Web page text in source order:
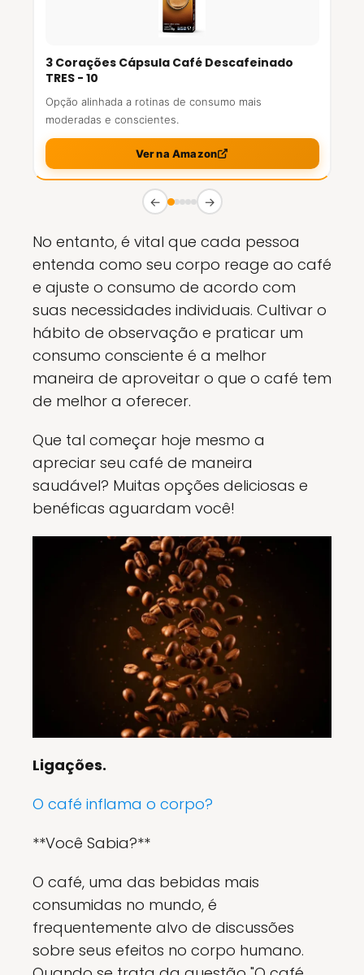
3 Corações Cápsula Café Descafeinado
TRES - 10
Opção alinhada a rotinas de consumo mais
moderadas e conscientes.
Ver na Amazon
← →
No entanto, é vital que cada pessoa
entenda como seu corpo reage ao café
e ajuste o consumo de acordo com
suas necessidades individuais. Cultivar o
hábito de observação e praticar um
consumo consciente é a melhor
maneira de aproveitar o que o café tem
de melhor a oferecer.
Que tal começar hoje mesmo a
apreciar seu café de maneira
saudável? Muitas opções deliciosas e
benéficas aguardam você!
Ligações.
O café inflama o corpo?
**Você Sabia?**
O café, uma das bebidas mais
consumidas no mundo, é
frequentemente alvo de discussões
sobre seus efeitos no corpo humano.